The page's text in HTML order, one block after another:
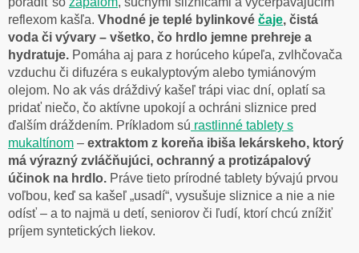
reflexom kašľa. Vhodné je teplé bylinkové čaje, čistá
voda či vývary – všetko, čo hrdlo jemne prehreje a
hydratuje. Pomáha aj para z horúceho kúpeľa, zvlhčovača
vzduchu či difuzéra s eukalyptovým alebo tymiánovým
olejom. No ak vás dráždivý kašeľ trápi viac dní, oplatí sa
pridať niečo, čo aktívne upokojí a ochráni sliznice pred
ďalším dráždením. Príkladom sú rastlinné tablety s
mukaltínom – extraktom z koreňa ibiša lekárskeho, ktorý
má výrazný zvláčňujúci, ochranný a protizápalový
účinok na hrdlo. Práve tieto prírodné tablety bývajú prvou
voľbou, keď sa kašeľ „usadí“, vysušuje sliznice a nie a nie
odísť – a to najmä u detí, seniorov či ľudí, ktorí chcú znížiť
príjem syntetických liekov.